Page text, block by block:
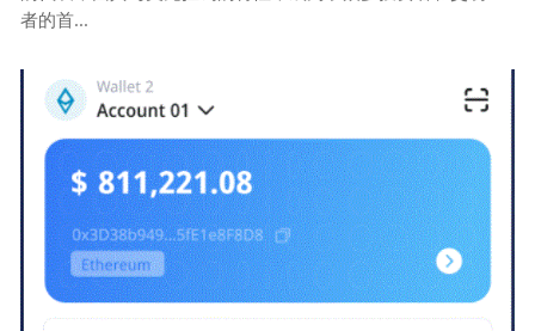
者的首...